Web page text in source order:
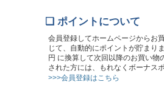
❏ ポイントについて
会員登録してホームページからお
じて、自動的にポイントが貯まり
円 に換算して次回以降のお買い
された方には、もれなくボーナス
>>>会員登録はこちら